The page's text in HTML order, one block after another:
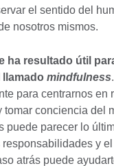
el sentido del
nosotros mismos.
ha resultado útil
llamado mindfulness
para centrarnos en
tomar conciencia del
puede parecer lo
y
atrás puede